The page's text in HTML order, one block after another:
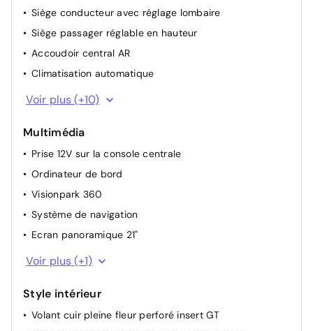
Siège conducteur avec réglage lombaire
Siège passager réglable en hauteur
Accoudoir central AR
Climatisation automatique
Air conditionné automatique bi-zone
COMBINE ECRAN PANORAMIQUE 21 POUCES HD
Rétroviseurs extérieurs électriques et dégivrants
Rétroviseurs extérieurs rabattables électriquements
Aide au stationnement AV et AR + Aide au
stationnement latéral
Réglage automatique des feux
Rétroviseurs extérieurs chauffants électriques
Pochettes de rangement à l'AR des sièges AV
Voir plus (+10)
Multimédia
Prise 12V sur la console centrale
Ordinateur de bord
Visionpark 360
Système de navigation
Ecran panoramique 21"
Fonction "Mirror Screen" (Apple CarPlay & Android
Auto, sous réserve de compatibilité de votre
Voir plus (+1)
Style intérieur
Volant cuir pleine fleur perforé insert GT